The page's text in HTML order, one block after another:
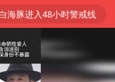
海豚进入48小时警戒线
中方回应是否在太平洋海底开采稀土